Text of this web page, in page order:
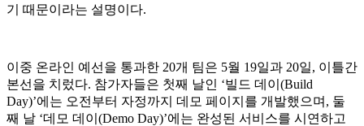
기 때문이라는 설명이다.
이중 온라인 예선을 통과한 20개 팀은 5월 19일과 20일, 이틀간
본선을 치렀다. 참가자들은 첫째 날인 ‘빌드 데이(Build
Day)’에는 오전부터 자정까지 데모 페이지를 개발했으며, 둘
째 날 ‘데모 데이(Demo Day)’에는 완성된 서비스를 시연하고